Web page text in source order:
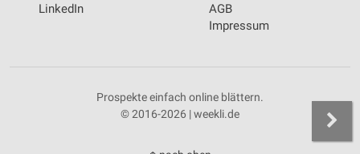
LinkedIn
AGB
Impressum
Prospekte einfach online blättern.
© 2016-2026 | weekli.de